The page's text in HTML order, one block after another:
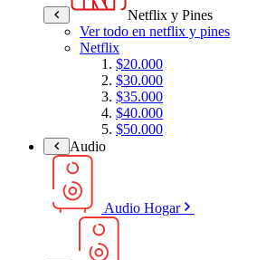
Netflix y Pines
Ver todo en netflix y pines
Netflix
$20.000
$30.000
$35.000
$40.000
$50.000
Audio
Audio Hogar